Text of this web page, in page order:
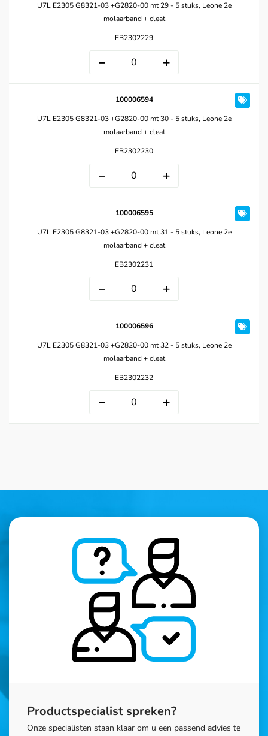
U7L E2305 G8321-03 +G2820-00 mt 29 - 5 stuks, Leone 2e
molaarband + cleat
EB2302229
100006594
U7L E2305 G8321-03 +G2820-00 mt 30 - 5 stuks, Leone 2e
molaarband + cleat
EB2302230
100006595
U7L E2305 G8321-03 +G2820-00 mt 31 - 5 stuks, Leone 2e
molaarband + cleat
EB2302231
100006596
U7L E2305 G8321-03 +G2820-00 mt 32 - 5 stuks, Leone 2e
molaarband + cleat
EB2302232
Productspecialist spreken?
Onze specialisten staan klaar om u een passend advies te